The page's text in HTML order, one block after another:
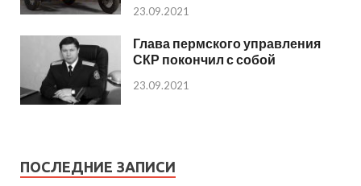
23.09.2021
Глава пермского управления
СКР покончил с собой
23.09.2021
ПОСЛЕДНИЕ ЗАПИСИ